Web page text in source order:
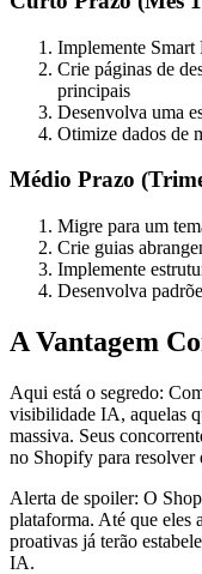
Implemente Smart
Crie páginas de
principais
Desenvolva uma
Otimize dados de
Médio Prazo
Migre para um
Crie guias
Implemente
Desenvolva
A Vantagem
Aqui está o segredo:
visibilidade IA, aquelas
massiva. Seus
no Shopify para resolver
Alerta de spoiler: O
plataforma. Até que eles
proativas já terão
IA.